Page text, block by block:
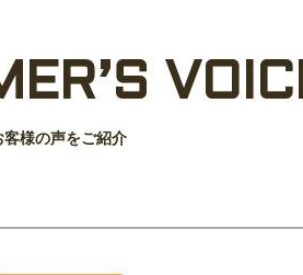
客様の声をご紹介